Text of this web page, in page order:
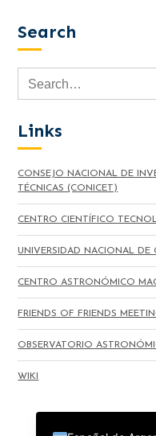
Search
Links
CONSEJO NACIONAL DE
TÉCNICAS (CONICET)
CENTRO CIENTÍFICO
UNIVERSIDAD NACIONAL DE
CENTRO ASTRONÓMICO
FRIENDS OF FRIENDS
OBSERVATORIO
WIKI